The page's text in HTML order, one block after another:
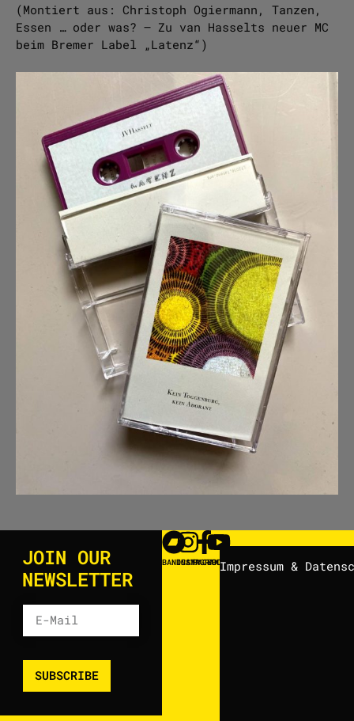
(Montiert aus: Christoph Ogiermann, Tanzen,
Essen … oder was? – Zu van Hasselts neuer MC
beim Bremer Label „Latenz“)
JOIN OUR
NEWSLETTER
SUBSCRIBE
BANDCAMP
INSTAGRAM
FACEBOOK
YOUTUBE
Impressum &